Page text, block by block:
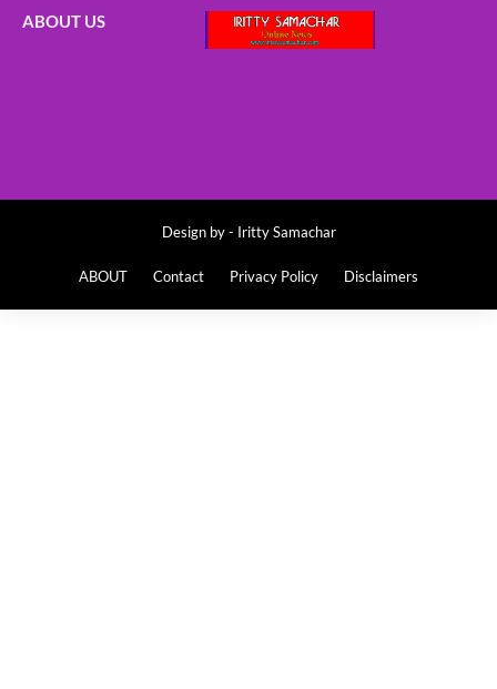
ABOUT US
Design by - Iritty Samachar
ABOUT Contact Privacy Policy Disclaimers